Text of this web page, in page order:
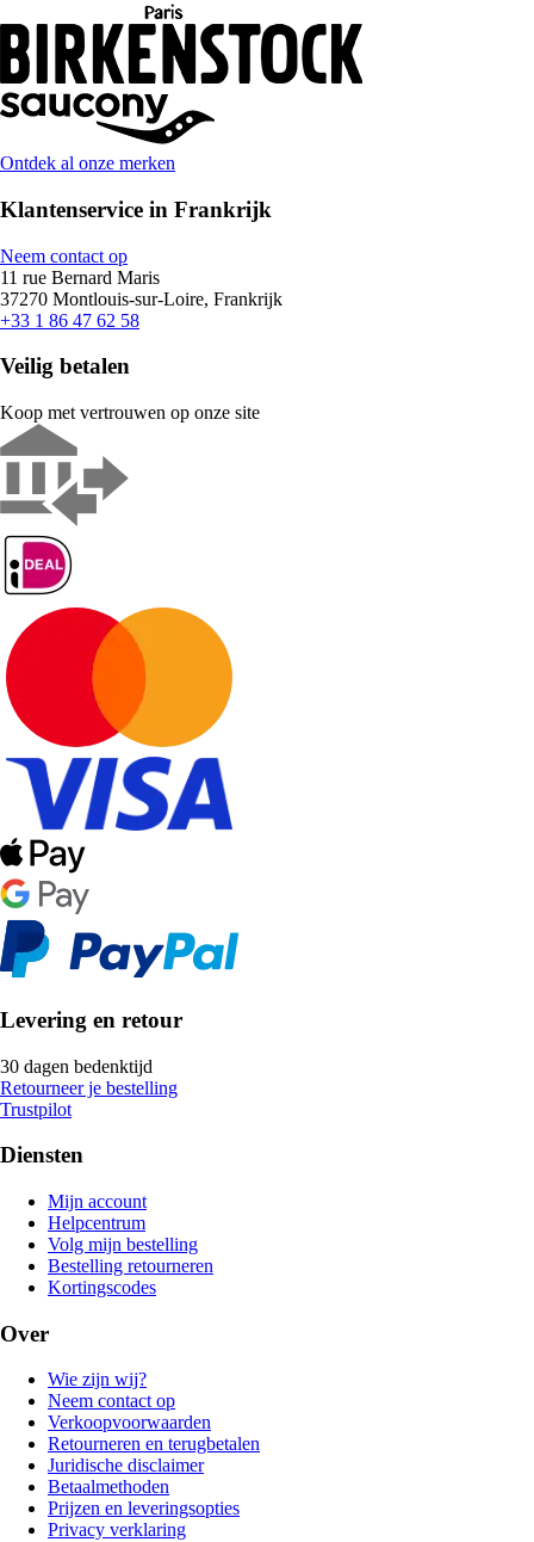
Ontdek al onze merken
Klantenservice in Frankrijk
Neem contact op
11 rue Bernard Maris
37270 Montlouis-sur-Loire, Frankrijk
+33 1 86 47 62 58
Veilig betalen
Koop met vertrouwen op onze site
Levering en retour
30 dagen bedenktijd
Retourneer je bestelling
Trustpilot
Diensten
Mijn account
Helpcentrum
Volg mijn bestelling
Bestelling retourneren
Kortingscodes
Over
Wie zijn wij?
Neem contact op
Verkoopvoorwaarden
Retourneren en terugbetalen
Juridische disclaimer
Betaalmethoden
Prijzen en leveringsopties
Privacy verklaring